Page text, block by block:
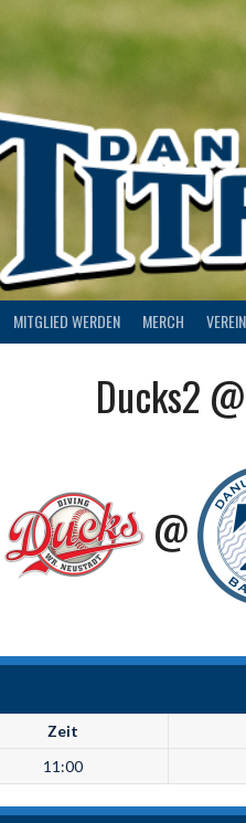
MITGLIED WERDEN MERCH VEREIN
Ducks2
@
Zeit
11:00